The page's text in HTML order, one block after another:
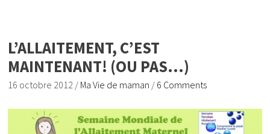
L’ALLAITEMENT, C’EST
MAINTENANT! (OU PAS…)
16 octobre 2012 / Ma Vie de maman / 6 Comments